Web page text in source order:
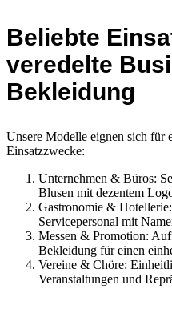
Beliebte
veredelte
Bekleidung
Unsere Modelle eignen sich für
Einsatzzwecke:
Unternehmen & Büros:
Blusen mit dezentem
Gastronomie &
Servicepersonal mit
Messen & Promotion:
Bekleidung für einen
Vereine & Chöre:
Veranstaltungen und